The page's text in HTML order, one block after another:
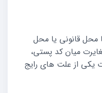
محل قانونی یا محل
میان کد پستی،
یکی از علت های رایج